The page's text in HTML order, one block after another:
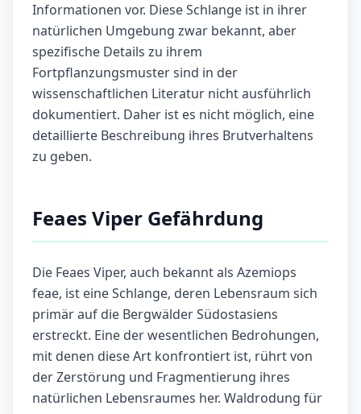
Informationen vor. Diese Schlange ist in ihrer
natürlichen Umgebung zwar bekannt, aber
spezifische Details zu ihrem
Fortpflanzungsmuster sind in der
wissenschaftlichen Literatur nicht ausführlich
dokumentiert. Daher ist es nicht möglich, eine
detaillierte Beschreibung ihres Brutverhaltens
zu geben.
Feaes Viper Gefährdung
Die Feaes Viper, auch bekannt als Azemiops
feae, ist eine Schlange, deren Lebensraum sich
primär auf die Bergwälder Südostasiens
erstreckt. Eine der wesentlichen Bedrohungen,
mit denen diese Art konfrontiert ist, rührt von
der Zerstörung und Fragmentierung ihres
natürlichen Lebensraumes her. Waldrodung für